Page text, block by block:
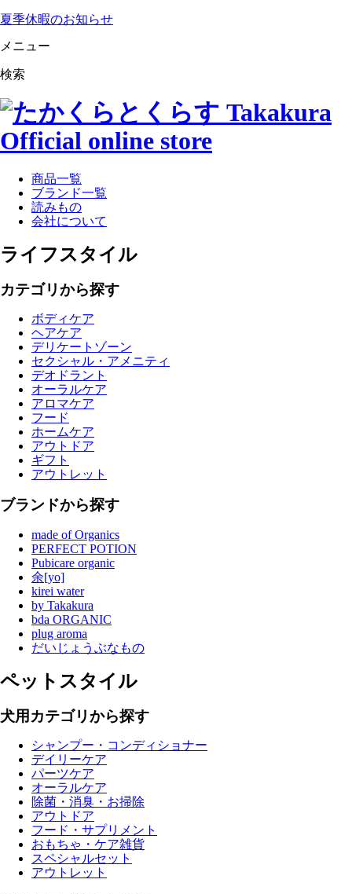
夏季休暇のお知らせ
メニュー
検索
商品一覧
ブランド一覧
読みもの
会社について
ライフスタイル
カテゴリから探す
ボディケア
ヘアケア
デリケートゾーン
セクシャル・アメニティ
デオドラント
オーラルケア
アロマケア
フード
ホームケア
アウトドア
ギフト
アウトレット
ブランドから探す
made of Organics
PERFECT POTION
Pubicare organic
余[yo]
kirei water
by Takakura
bda ORGANIC
plug aroma
だいじょうぶなもの
ペットスタイル
犬用カテゴリから探す
シャンプー・コンディショナー
デイリーケア
パーツケア
オーラルケア
除菌・消臭・お掃除
アウトドア
フード・サプリメント
おもちゃ・ケア雑貨
スペシャルセット
アウトレット